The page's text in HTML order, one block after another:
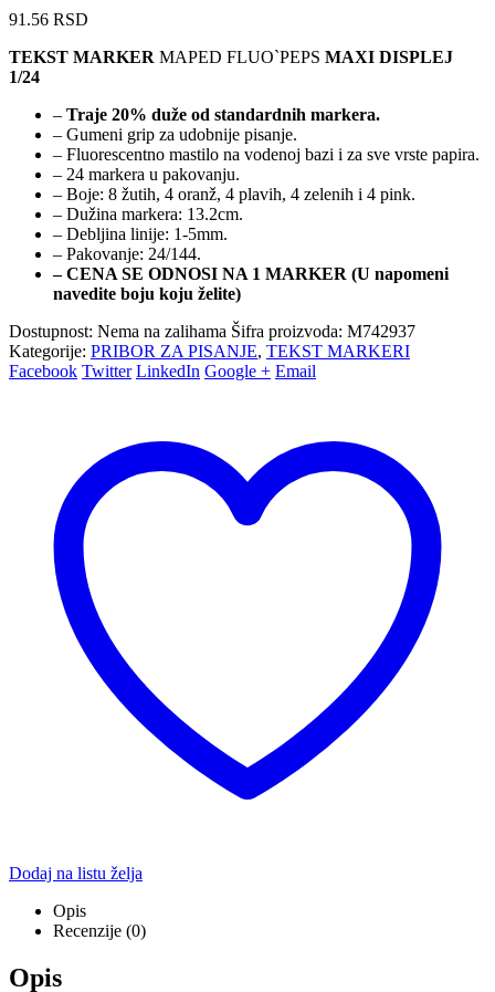
91.56 RSD
TEKST MARKER MAPED FLUO`PEPS MAXI DISPLEJ
1/24
– Traje 20% duže od standardnih markera.
– Gumeni grip za udobnije pisanje.
– Fluorescentno mastilo na vodenoj bazi i za sve vrste papira.
– 24 markera u pakovanju.
– Boje: 8 žutih, 4 oranž, 4 plavih, 4 zelenih i 4 pink.
– Dužina markera: 13.2cm.
– Debljina linije: 1-5mm.
– Pakovanje: 24/144.
– CENA SE ODNOSI NA 1 MARKER (U napomeni
navedite boju koju želite)
Dostupnost: Nema na zalihama Šifra proizvoda: M742937
Kategorije: PRIBOR ZA PISANJE, TEKST MARKERI
Facebook Twitter LinkedIn Google + Email
Dodaj na listu želja
Opis
Recenzije (0)
Opis